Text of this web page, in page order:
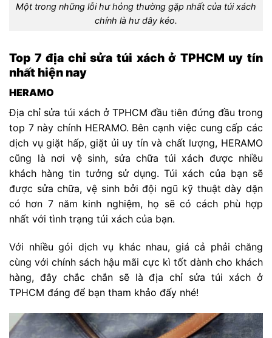
Một trong những lỗi hư hỏng thường gặp nhất của túi xách
chính là hư dây kéo.
Top 7 địa chỉ sửa túi xách ở TPHCM uy tín
nhất hiện nay
HERAMO
Địa chỉ sửa túi xách ở TPHCM đầu tiên đứng đầu trong
top 7 này chính HERAMO. Bên cạnh việc cung cấp các
dịch vụ giặt hấp, giặt ủi uy tín và chất lượng, HERAMO
cũng là nơi vệ sinh, sửa chữa túi xách được nhiều
khách hàng tin tưởng sử dụng. Túi xách của bạn sẽ
được sửa chữa, vệ sinh bởi đội ngũ kỹ thuật dày dặn
có hơn 7 năm kinh nghiệm, họ sẽ có cách phù hợp
nhất với tình trạng túi xách của bạn.
Với nhiều gói dịch vụ khác nhau, giá cả phải chăng
cùng với chính sách hậu mãi cực kì tốt dành cho khách
hàng, đây chắc chắn sẽ là địa chỉ sửa túi xách ở
TPHCM đáng để bạn tham khảo đấy nhé!